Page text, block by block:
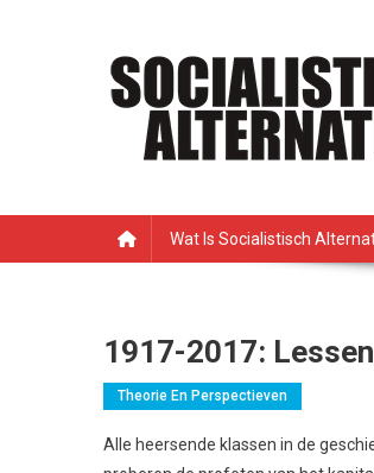
Wat Is Socialistisch
1917-2017:
Theorie En Perspectieven
Alle heersende klassen in de